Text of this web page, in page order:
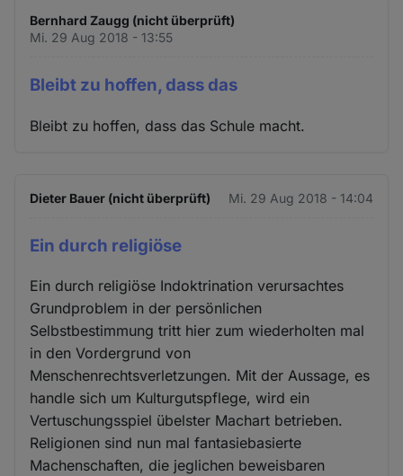
Bernhard Zaugg (nicht überprüft)
Mi. 29 Aug 2018 - 13:55
Bleibt zu hoffen, dass das
Bleibt zu hoffen, dass das Schule macht.
Dieter Bauer (nicht überprüft) Mi. 29 Aug 2018 - 14:04
Ein durch religiöse
Ein durch religiöse Indoktrination verursachtes
Grundproblem in der persönlichen
Selbstbestimmung tritt hier zum wiederholten mal
in den Vordergrund von
Menschenrechtsverletzungen. Mit der Aussage, es
handle sich um Kulturgutspflege, wird ein
Vertuschungsspiel übelster Machart betrieben.
Religionen sind nun mal fantasiebasierte
Machenschaften, die jeglichen beweisbaren